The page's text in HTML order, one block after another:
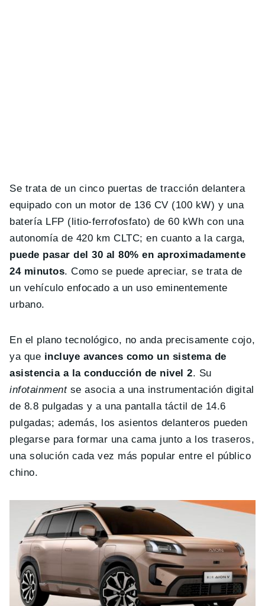
Se trata de un cinco puertas de tracción delantera
equipado con un motor de 136 CV (100 kW) y una
batería LFP (litio-ferrofosfato) de 60 kWh con una
autonomía de 420 km CLTC; en cuanto a la carga,
puede pasar del 30 al 80% en aproximadamente
24 minutos. Como se puede apreciar, se trata de
un vehículo enfocado a un uso eminentemente
urbano.
En el plano tecnológico, no anda precisamente cojo,
ya que incluye avances como un sistema de
asistencia a la conducción de nivel 2. Su
infotainment se asocia a una instrumentación digital
de 8.8 pulgadas y a una pantalla táctil de 14.6
pulgadas; además, los asientos delanteros pueden
plegarse para formar una cama junto a los traseros,
una solución cada vez más popular entre el público
chino.